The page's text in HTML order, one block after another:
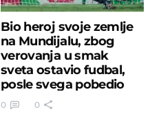
Bio heroj svoje zemlje
na Mundijalu, zbog
verovanja u smak
sveta ostavio fudbal,
posle svega pobedio
rak
0 0